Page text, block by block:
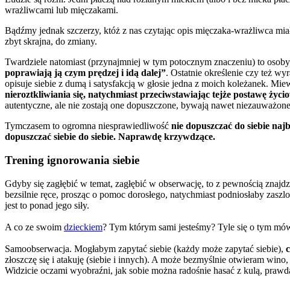
wrażliwcami lub mięczakami.
Bądźmy jednak szczerzy, któż z nas czytając opis mięczaka-wrażliwca
zbyt skrajna, do zmiany.
Twardziele natomiast (przynajmniej w tym potocznym znaczeniu) to osoby
poprawiają ją czym prędzej i idą dalej”. Ostatnie określenie czy też
opisuje siebie z dumą i satysfakcją w głosie jedna z moich koleżanek.
nieroztkliwiania się, natychmiast przeciwstawiając tejże postawę
autentyczne, ale nie zostają one dopuszczone, bywają nawet
Tymczasem to ogromna niesprawiedliwość nie dopuszczać do siebie
dopuszczać siebie do siebie. Naprawdę krzywdzące.
Trening ignorowania siebie
Gdyby się zagłębić w temat, zagłębić w obserwację, to z pewnością
bezsilnie ręce, prosząc o pomoc dorosłego, natychmiast podniosłaby
jest to ponad jego siły.
A co ze swoim dzieckiem? Tym którym sami jesteśmy? Tyle się o tym
Samoobserwacja. Mogłabym zapytać siebie (każdy może zapytać siebie),
złoszczę się i atakuję (siebie i innych). A może bezmyślnie otwieram
Widzicie oczami wyobraźni, jak sobie można radośnie hasać z kulą,